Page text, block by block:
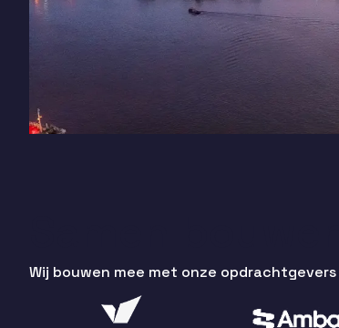
Wij bouwen mee met onze